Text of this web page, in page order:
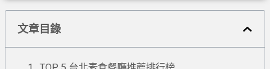
文章目錄